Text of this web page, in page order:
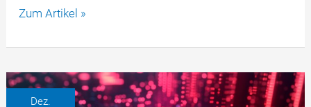
Kryptobetrug
“Pig
–
So
Zum Artikel »
Dez.